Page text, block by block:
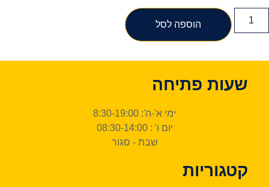
כמות
מנעול
לדלת
WIZE
KODAN
הוספה לסל
שעות פתיחה
ימי א'-ה': 8:30-19:00
יום ו' : 08:30-14:00​
שבת - סגור
קטגוריות